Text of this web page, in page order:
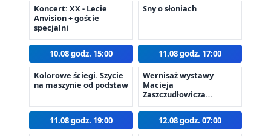
Koncert: XX - Lecie
Anvision + goście
specjalni
Sny o słoniach
10.08 godz. 15:00
Kolorowe ściegi. Szycie
na maszynie od podstaw
11.08 godz. 17:00
Wernisaż wystawy
Macieja
Zaszczudłowicza
„Portret Foto?
Graficzny”
11.08 godz. 19:00 12.08 godz. 07:00